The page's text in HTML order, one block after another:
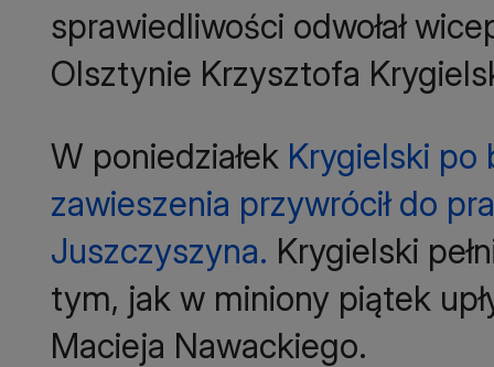
sprawiedliwości odwołał
Olsztynie Krzysztofa
W poniedziałek Krygielski po
zawieszenia przywrócił do
Juszczyszyna. Krygielski
tym, jak w miniony piątek
Macieja Nawackiego.